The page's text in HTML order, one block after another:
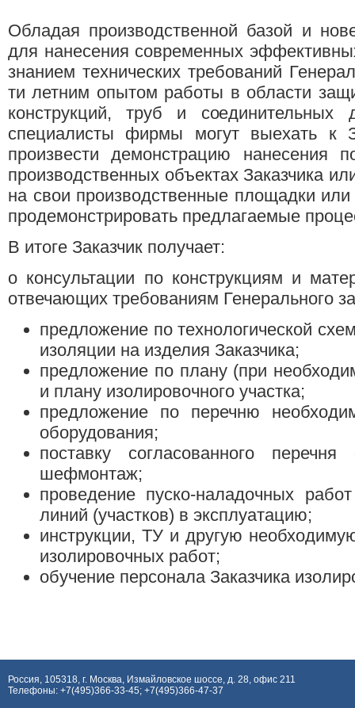
Обладая производственной базой и
для нанесения современных
знанием технических требований
ти летним опытом работы в области
конструкций, труб и соединительных
специалисты фирмы могут выехать к
произвести демонстрацию нанесения
производственных объектах Заказчика
на свои производственные площадки
продемонстрировать предлагаемые
В итоге Заказчик получает:
o консультации по конструкциям и
отвечающих требованиям Генерального
предложение по технологической
изоляции на изделия Заказчика;
предложение по плану (при
и плану изолировочного участка;
предложение по перечню
оборудования;
поставку согласованного
шефмонтаж;
проведение пуско-наладочных
линий (участков) в эксплуатацию;
инструкции, ТУ и другую
изолировочных работ;
обучение персонала Заказчика
Россия, 105318, г. Москва, Измайловское шоссе, д. 28, офис 211
Телефоны: +7(495)366-33-45; +7(495)366-47-37